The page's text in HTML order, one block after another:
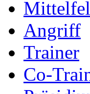
Angriff
Trainer
Co-